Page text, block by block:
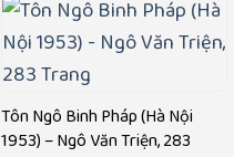
Tôn Ngô Binh Pháp (Hà Nội
1953) – Ngô Văn Triện, 283